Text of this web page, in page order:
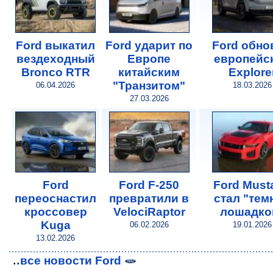
Ford выкатил
вездеходный
Bronco RTR
06.04.2026
Ford ударит по
Европе
китайским
"Транзитом"
27.03.2026
Ford
18.03.2026
Ford
переоснастил
кроссовер
Kuga
13.02.2026
Ford F-250
превратили в
VelociRaptor
06.02.2026
Ford
стал
19.01.2026
..все новости Ford